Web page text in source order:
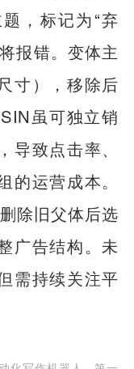
，标记为“弃
报错。变体主
寸），移除后
虽可独立销
致点击率、
的运营成本。
除旧父体后选
广告结构。未
需持续关注平